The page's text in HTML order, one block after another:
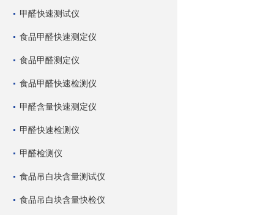
甲醛快速测试仪
食品甲醛快速测定仪
食品甲醛测定仪
食品甲醛快速检测仪
甲醛含量快速测定仪
甲醛快速检测仪
甲醛检测仪
食品吊白块含量测试仪
食品吊白块含量快检仪